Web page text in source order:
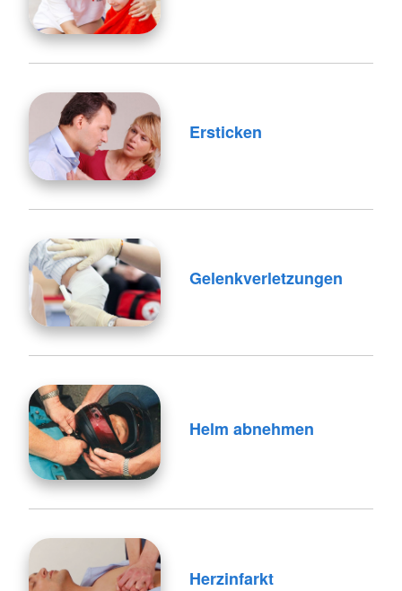
Ersticken
Gelenkverletzungen
Helm abnehmen
Herzinfarkt